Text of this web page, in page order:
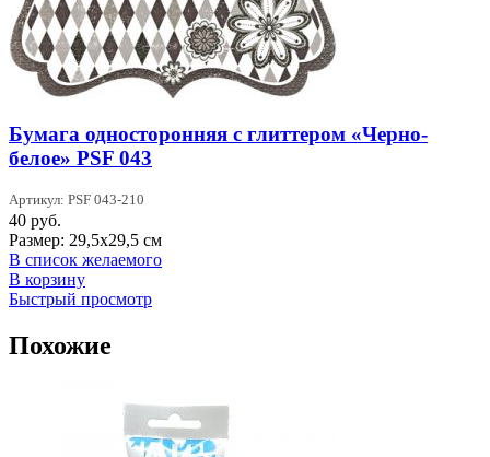
Бумага односторонняя с глиттером «Черно-
белое» PSF 043
Артикул: PSF 043-210
40 руб.
Размер: 29,5х29,5 см
В список желаемого
В корзину
Быстрый просмотр
Похожие